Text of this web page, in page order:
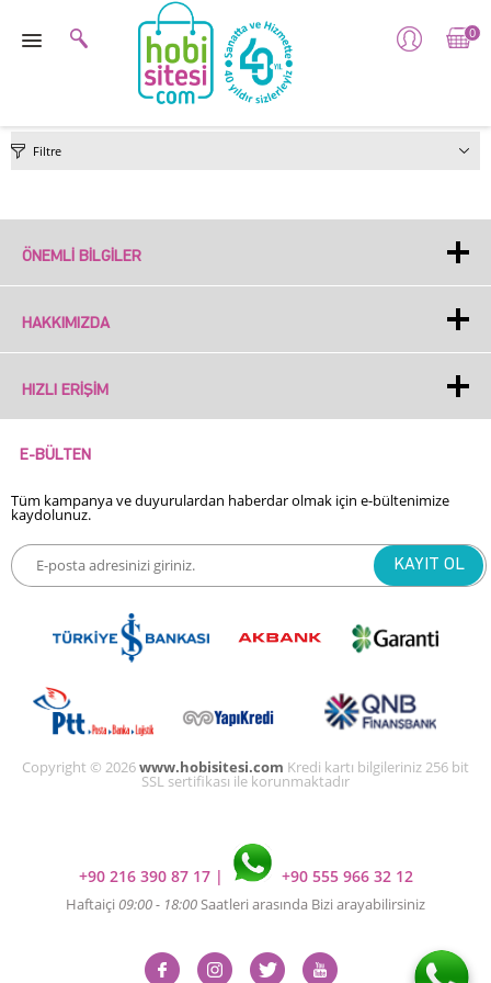
0
Filtre
ÖNEMLI BILGILER
HAKKIMIZDA
HIZLI ERIŞIM
E-BÜLTEN
Tüm kampanya ve duyurulardan haberdar olmak için e-bültenimize
kaydolunuz.
Copyright © 2026www.hobisitesi.com Kredi kartı bilgileriniz 256 bit
SSL sertifikası ile korunmaktadır
+90 216 390 87 17 | +90 555 966 32 12
Haftaiçi 09:00 - 18:00Saatleri arasında Bizi arayabilirsiniz